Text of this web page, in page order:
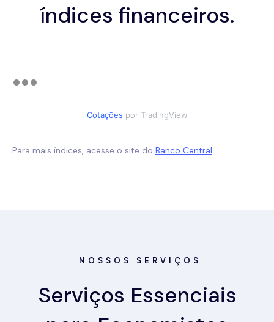
índices financeiros.
Cotações por TradingView
Para mais índices, acesse o site do Banco Central.
NOSSOS SERVIÇOS
Serviços Essenciais